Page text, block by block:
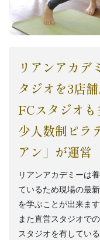
リアンアカデ
タジオを3店
FCスタジオも
少人数制ピラ
アン」が運営
リアンアカデミーは
ているため現場の最
を学ぶことが出来ます
また直営スタジオで
スタジオを有してい